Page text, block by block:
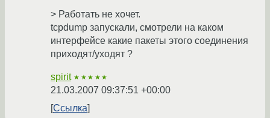
> Работать не хочет.
tcpdump запускали, смотрели на каком
интерфейсе какие пакеты этого соединения
приходят/уходят ?
spirit ★★★★★
21.03.2007 09:37:51 +00:00
Ссылка